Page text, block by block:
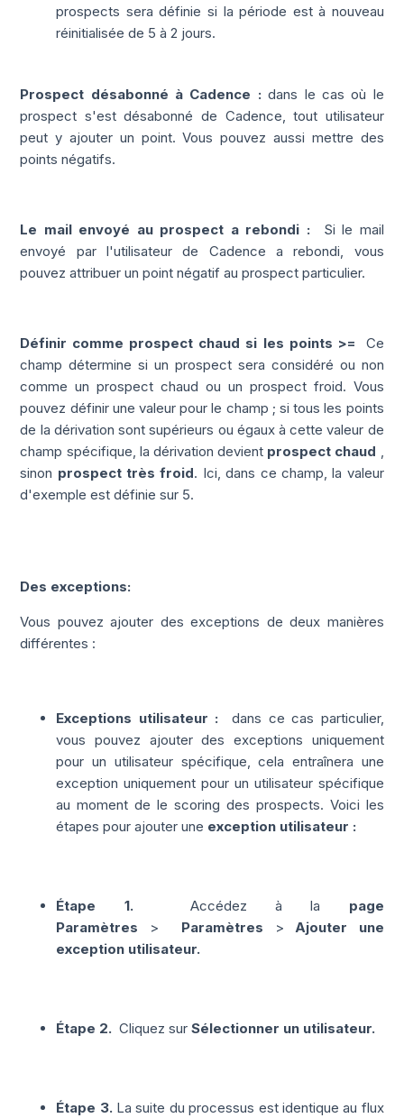
prospects sera définie si la période est à nouveau
réinitialisée de 5 à 2 jours.
Prospect désabonné à Cadence : dans le cas où le
prospect s'est désabonné de Cadence, tout utilisateur
peut y ajouter un point. Vous pouvez aussi mettre des
points négatifs.
Le mail envoyé au prospect a rebondi :
Si le mail
envoyé par l'utilisateur de Cadence a rebondi, vous
pouvez attribuer un point négatif au prospect particulier.
Définir comme prospect chaud si les points >=
Ce
champ détermine si un prospect sera considéré ou non
comme un prospect chaud ou un prospect froid. Vous
pouvez définir une valeur pour le champ ; si tous les points
de la dérivation sont supérieurs ou égaux à cette valeur de
champ spécifique, la dérivation devient prospect chaud ,
sinon prospect très froid. Ici, dans ce champ, la valeur
d'exemple est définie sur 5.
Des exceptions:
Vous pouvez ajouter des exceptions de deux manières
différentes :
Exceptions utilisateur :
dans ce cas particulier,
vous pouvez ajouter des exceptions uniquement
pour un utilisateur spécifique, cela entraînera une
exception uniquement pour un utilisateur spécifique
au moment de le scoring des prospects. Voici les
étapes pour ajouter une exception utilisateur :
Étape 1. Accédez àla page
Paramètres
> Paramètres >Ajouter une
exception utilisateur.
Étape 2. Cliquez surSélectionner un utilisateur.
Étape 3. La suite du processus est identique au flux